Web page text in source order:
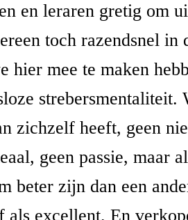
en leraren gretig om
toch razendsnel in
hier mee te maken
strebersmentaliteit.
zichzelf heeft, geen
geen passie, maar
beter zijn dan een
als excellent. En